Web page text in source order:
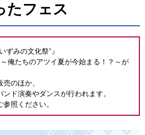
たフェス
ずみの文化祭”』
俺たちのアツイ夏が今始まる！？～が
のほか、
ド演奏やダンスが行われます。
照ください。